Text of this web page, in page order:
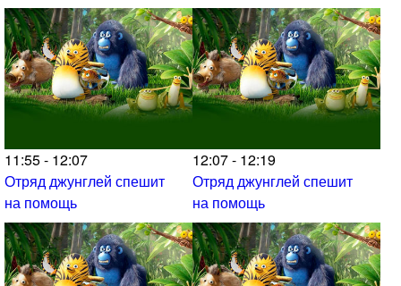
11:55 - 12:07
Отряд джунглей спешит
на помощь
12:07 - 12:19
Отряд джунглей спешит
на помощь